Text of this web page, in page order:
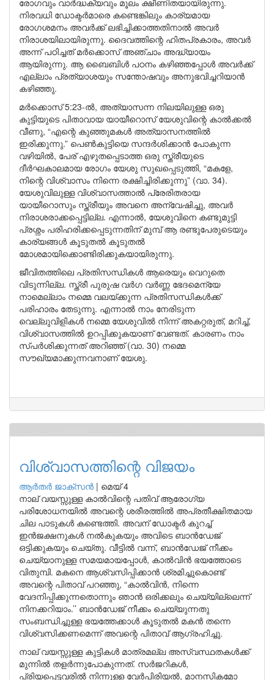
രോഗവും വാർദ്ധക്യവും മൂലം ക്ഷീണിതയായിരുന്നു.
നിരവധി ഡോക്ടർമാരെ കണ്ടെങ്കിലും കാര്യമായ
രോഗശമനം അവർക്ക് ലഭിച്ചിക്കാത്തതിനാൽ അവർ
നിരാശയിലായിരുന്നു. ദൈവത്തിന്റെ ഹിതപ്രകാരം, അവർ
അന്ന് പഠിച്ചത് മർക്കൊസ് അഞ്ചാം അദ്ധ്യായം
ആയിരുന്നു. ആ ബൈബിൾ പഠനം കഴിഞ്ഞപ്പോൾ അവർക്ക്
എല്ലാം പ്രത്യാശയും സന്തോഷവും അനുഭവിച്ചറിയാൻ
കഴിഞ്ഞു.
മർക്കൊസ് 5:23-ൽ, അത്യാസന്ന നിലയിലുള്ള ഒരു
കുട്ടിയുടെ പിതാവായ യായീറൊസ് യേശുവിന്റെ കാൽക്കൽ
വീണു, “എന്റെ കുഞ്ഞുമകൾ അത്യാസനത്തിൽ
ഇരിക്കുന്നു.” പെൺകുട്ടിയെ സന്ദർശിക്കാൻ പോകുന്ന
വഴിയിൽ, പേര് എഴുതപ്പെടാത്ത ഒരു സ്ത്രീയുടെ
ദീർഘകാലമായ രോഗം യേശു സുഖപ്പെടുത്തി, “മകളേ,
നിന്റെ വിശ്വാസം നിന്നെ രക്ഷിച്ചിരിക്കുന്നു” (വാ. 34).
യേശുവിലുള്ള വിശ്വാസത്താൽ പ്രേരിതരായ
യായീറൊസും സ്ത്രീയും അവനെ അന്വേഷിച്ചു, അവർ
നിരാശരാക്കപ്പെട്ടില്ല. എന്നാൽ, യേശുവിനെ കണ്ടുമുട്ടി
പ്രശ്നം പരിഹരിക്കപ്പെടുന്നതിന് മുമ്പ് ആ രണ്ടുപേരുടെയും
കാര്യങ്ങൾ കൂടുതൽ കൂടുതൽ
മോശമായിക്കൊണ്ടിരിക്കുകയായിരുന്നു.
ജീവിതത്തിലെ പ്രതിസന്ധികൾ ആരെയും വെറുതെ
വിടുന്നില്ല. സ്ത്രീ പുരുഷ വർഗ വർണ്ണ ഭേദമെന്യേ
നാമെല്ലാം നമ്മെ വലയ്ക്കുന്ന പ്രതിസന്ധികൾക്ക്
പരിഹാരം തേടുന്നു. എന്നാൽ നാം നേരിടുന്ന
വെല്ലുവിളികൾ നമ്മെ യേശുവിൽ നിന്ന് അകറ്റരുത്, മറിച്ച്,
വിശ്വാസത്തിൽ ഉറപ്പിക്കുകയാണ് വേണ്ടത്. കാരണം നാം
സ്പർശിക്കുന്നത് അറിഞ്ഞ് (വാ. 30) നമ്മെ
സൗഖ്യമാക്കുന്നവനാണ് യേശു.
വിശ്വാസത്തിന്റെ വിജയം
ആർതർ ജാക്സൻ | മെയ് 4
നാല് വയസ്സുള്ള കാൽവിന്റെ പതിവ് ആരോഗ്യ
പരിശോധനയിൽ അവന്റെ ശരീരത്തിൽ അപ്രതീക്ഷിതമായ
ചില പാടുകൾ കണ്ടെത്തി. അവന് ഡോക്ടർ കുറച്ച്
ഇൻജക്ഷനുകൾ നൽകുകയും അവിടെ ബാൻഡേജ്
ഒട്ടിക്കുകയും ചെയ്തു. വീട്ടിൽ വന്ന്, ബാൻഡേജ് നീക്കം
ചെയ്യാനുള്ള സമയമായപ്പോൾ, കാൽവിൻ ഭയത്തോടെ
വിതുമ്പി. മകനെ ആശ്വസിപ്പിക്കാൻ ശ്രമിച്ചുകൊണ്ട്
അവന്റെ പിതാവ് പറഞ്ഞു, “കാൽവിൻ, നിന്നെ
വേദനിപ്പിക്കുന്നതൊന്നും ഞാൻ ഒരിക്കലും ചെയ്യില്ലെന്ന്
നിനക്കറിയാം.’’ ബാൻഡേജ് നീക്കം ചെയ്യുന്നതു
സംബന്ധിച്ചുള്ള ഭയത്തേക്കാൾ കൂടുതൽ മകൻ തന്നെ
വിശ്വസിക്കണമെന്ന് അവന്റെ പിതാവ് ആഗ്രഹിച്ചു.
നാല് വയസ്സുള്ള കുട്ടികൾ മാത്രമല്ല അസ്വസ്ഥതകൾക്ക്
മുന്നിൽ തളർന്നുപോകുന്നത്. സർജറികൾ,
പ്രിയപ്പെട്ടവരിൽ നിന്നുള്ള വേർപിരിയൽ, മാനസികമോ